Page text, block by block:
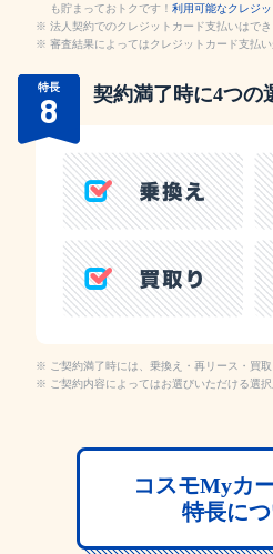
も貯まっておトクです！ 利用可能なクレジッ
法人契約でのクレジットカード支払いはでき
審査結果によってはクレジットカード支払
特長
8 契約満了時に4つの
ご契約満了時には、乗換え・再リース・買
ご契約内容によってはお選びいただける選
コスモMyカ
特長に